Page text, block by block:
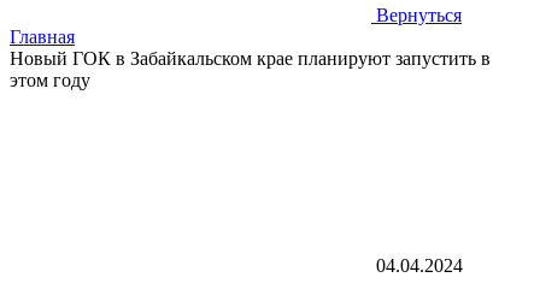
Вернуться
Главная
Новый ГОК в Забайкальском крае планируют запустить в
этом году
04.04.2024